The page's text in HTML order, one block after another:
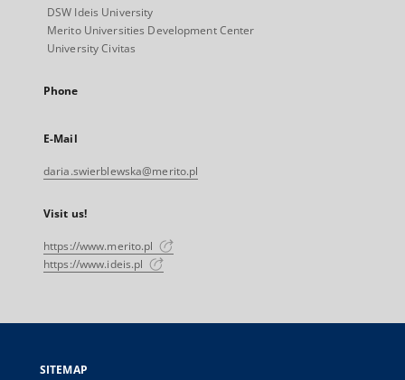
DSW Ideis University
Merito Universities Development Center
University Civitas
Phone
E-Mail
daria.swierblewska@merito.pl
Visit us!
https://www.merito.pl
https://www.ideis.pl
SITEMAP